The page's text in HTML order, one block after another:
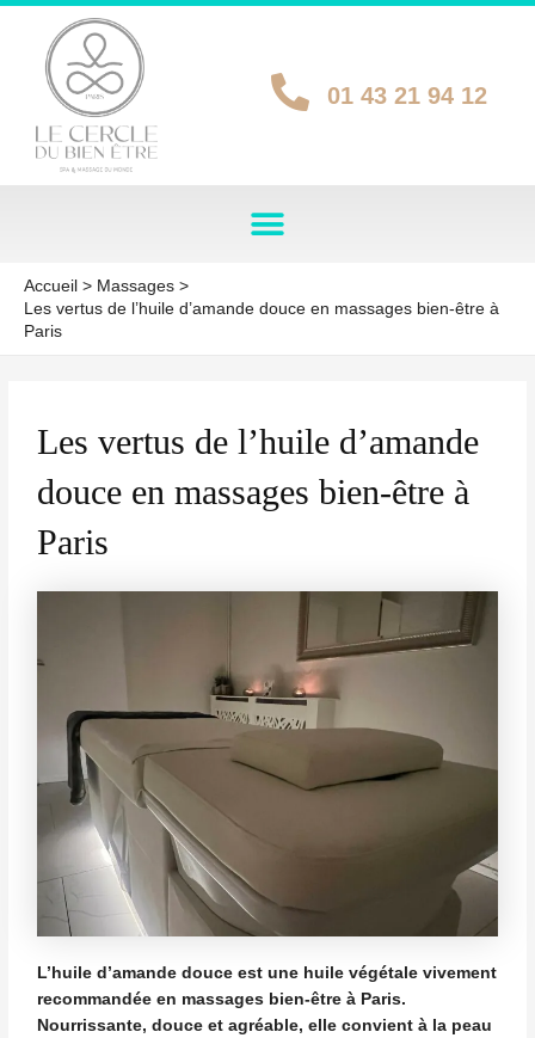
Aller
contenu
01 43 21 94 12
Accueil
Massages
Les vertus de l’huile d’amande douce en massages bien-être à
Paris
Les vertus de l’huile d’amande
douce en massages bien-être à
Paris
L’huile d’amande douce est une huile végétale vivement
recommandée en massages bien-être à Paris.
Nourrissante, douce et agréable, elle convient à la peau